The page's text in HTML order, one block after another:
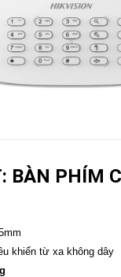
BÀN PHÍM
khiển từ xa không dây